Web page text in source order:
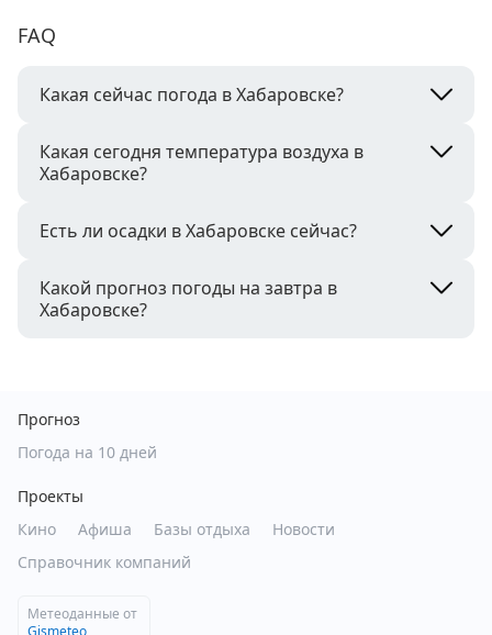
FAQ
Какая сейчас погода в Хабаровске?
Какая сегодня температура воздуха в
Хабаровске?
Есть ли осадки в Хабаровске сейчас?
Какой прогноз погоды на завтра в
Хабаровске?
Прогноз
Погода на 10 дней
Проекты
Кино
Афиша Базы отдыха
Новости
Справочник компаний
Метеоданные от
Gismeteo